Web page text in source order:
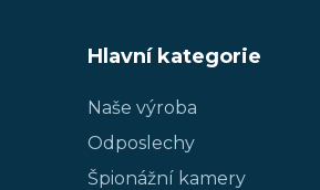
Hlavní kategorie
Naše výroba
Odposlechy
Špionážní kamery